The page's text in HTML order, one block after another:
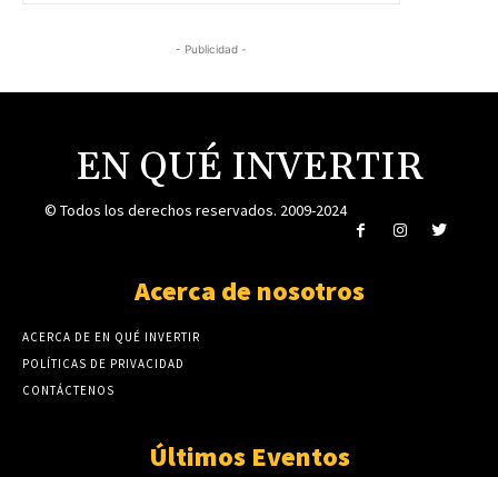
- Publicidad -
EN QUÉ INVERTIR
© Todos los derechos reservados. 2009-2024
Acerca de nosotros
ACERCA DE EN QUÉ INVERTIR
POLÍTICAS DE PRIVACIDAD
CONTÁCTENOS
Últimos Eventos